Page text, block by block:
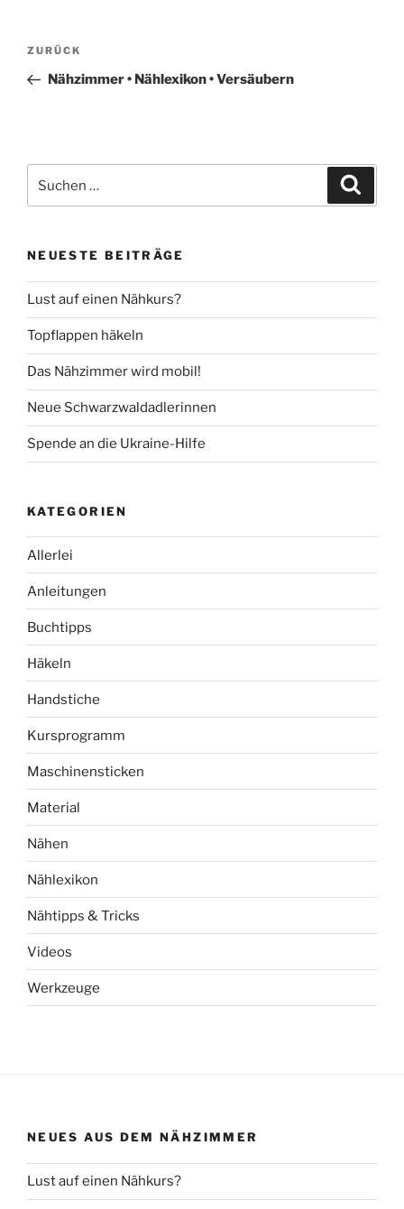
Beitragsnavigation
Vorheriger
Beitrag
ZURÜCK
Nähzimmer • Nählexikon • Versäubern
nach:
NEUESTE BEITRÄGE
Lust auf einen Nähkurs?
Topflappen häkeln
Das Nähzimmer wird mobil!
Neue Schwarzwaldadlerinnen
Spende an die Ukraine-Hilfe
KATEGORIEN
Allerlei
Anleitungen
Buchtipps
Häkeln
Handstiche
Kursprogramm
Maschinensticken
Material
Nähen
Nählexikon
Nähtipps & Tricks
Videos
Werkzeuge
NEUES AUS DEM NÄHZIMMER
Lust auf einen Nähkurs?